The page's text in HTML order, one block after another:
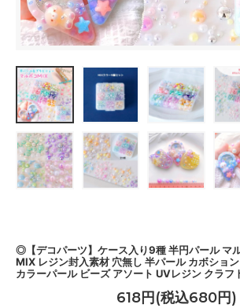
◎【デコパーツ】ケース入り9種 半円パール マ
MIX レジン封入素材 穴無し 半パール カボショ
カラーパール ビーズ アソート UVレジン クラフ
618円(税込680円)